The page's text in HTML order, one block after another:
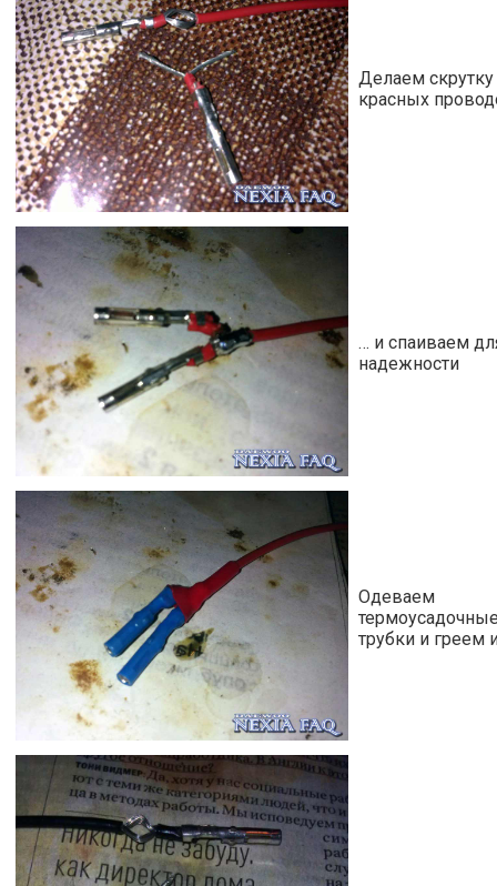
Делаем скрутку
красных
… и спаиваем
надежности
Одеваем
трубки и греем